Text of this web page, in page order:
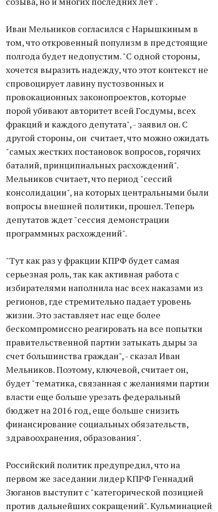
Иван Мельников согласился с Нарышкиным в
том, что откровенный популизм в предстоящие
полгода будет недопустим. "С одной стороны,
хочется выразить надежду, что этот контекст не
спровоцирует лавину пустозвонных и
провокационных законопроектов, которые
порой убивают авторитет всей Госдумы, всех
фракций и каждого депутата", - заявил он. С​
другой​ стороны​,​ он ​ считает, что можно ожидать
"самых жестких постановок вопросов, горячих
баталий, принципиальных расхождений".
Мельников считает, что период "сессий
консолидации", на которых центральными были
вопросы внешней политики, прошел. Теперь
депутатов ждет "сессия демонстрации
программных расхождений".
"Тут как раз у фракции КПРФ будет самая
серьезная роль, так как активная работа с
избирателями наполнила нас всех наказами из
регионов, где стремительно падает уровень
жизни. Это заставляет нас еще более
бескомпромиссно реагировать на все попытки
правительственной партии затыкать дыры за
счет большинства граждан", - сказал Иван
Мельников. Поэтому, ключевой, считает он,
будет "тематика, связанная с желаниями партии
власти еще больше урезать федеральный
бюджет на 2016 год, еще больше снизить
финансирование социальных обязательств,
здравоохранения, образования".
Российский политик предупредил, что на
первом же заседании лидер КПРФ Геннадий
Зюганов выступит с "категорической позицией
против дальнейших сокращений". Кульминацией